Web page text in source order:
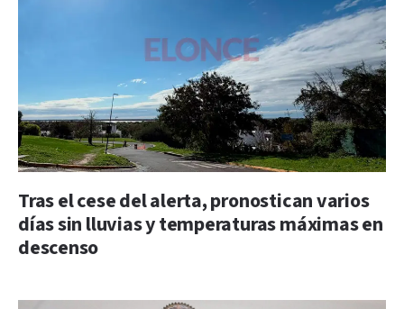
Tras el cese del alerta, pronostican varios
días sin lluvias y temperaturas máximas en
descenso